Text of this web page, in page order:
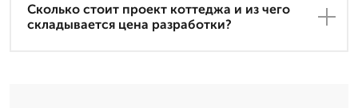
Сколько стоит проект коттеджа и из чего
складывается цена разработки?